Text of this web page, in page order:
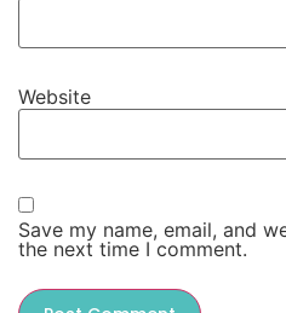
Website
Save my name, email, and
the next time I comment.